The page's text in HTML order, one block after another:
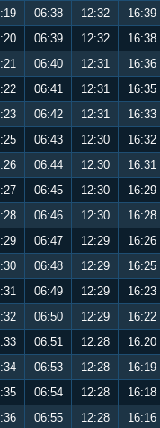
06:38 12:32 16:39
06:39 12:32 16:38
06:40 12:31 16:36
06:41 12:31 16:35
06:42 12:31 16:33
06:43 12:30 16:32
06:44 12:30 16:31
06:45 12:30 16:29
06:46 12:30 16:28
06:47 12:29 16:26
06:48 12:29 16:25
06:49 12:29 16:23
06:50 12:29 16:22
06:51 12:28 16:20
06:53 12:28 16:19
06:54 12:28 16:18
06:55 12:28 16:16